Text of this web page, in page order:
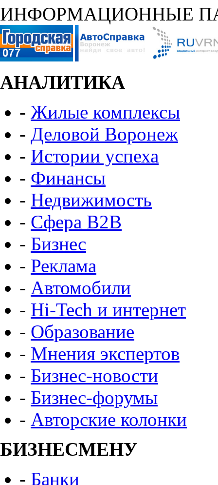
ИНФОРМАЦИОННЫЕ
АНАЛИТИКА
- Жилые комплексы
- Деловой Воронеж
- Истории успеха
- Финансы
- Недвижимость
- Сфера B2B
- Бизнес
- Реклама
- Автомобили
- Hi-Tech и интернет
- Образование
- Мнения экспертов
- Бизнес-новости
- Бизнес-форумы
- Авторские колонки
БИЗНЕСМЕНУ
- Банки